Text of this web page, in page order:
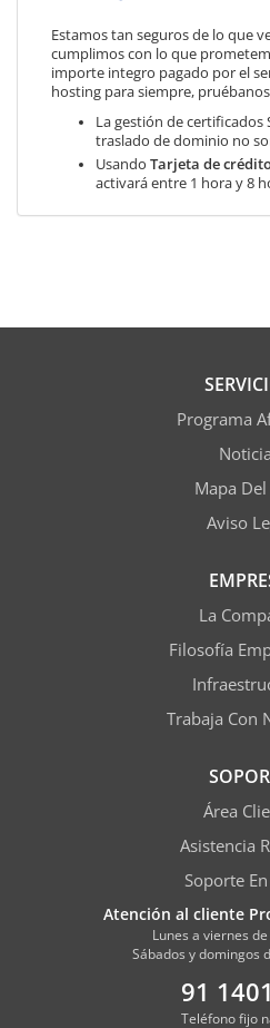
Estamos tan seguros de lo que
cumplimos con lo que
importe integro pagado por el
hosting para siempre,
La gestión de certificados
traslado de dominio no
Usando Tarjeta de
activará entre 1 hora y 8
Programa
Mapa
Aviso
La
Filosofía
Trabaja Con
Área
Asistencia
Soporte
Atención al cliente
Lunes a viernes
Sábados y domingos
91
Teléfono fijo